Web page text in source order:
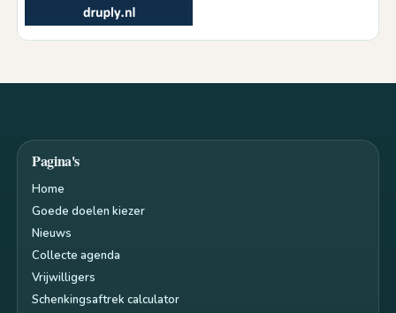
Pagina's
Home
Goede doelen kiezer
Nieuws
Collecte agenda
Vrijwilligers
Schenkingsaftrek calculator